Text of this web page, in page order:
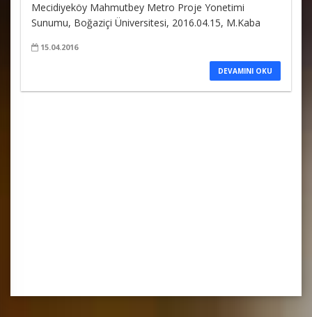
Mecidiyeköy Mahmutbey Metro Proje Yonetimi
Sunumu, Boğaziçi Üniversitesi, 2016.04.15, M.Kaba
15.04.2016
DEVAMINI OKU